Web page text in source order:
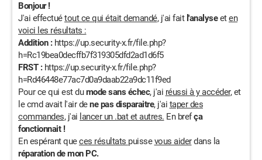
Bonjour !
J'ai effectuétout ce qui était demandé, j'ai faitl'analyseeten
voici les résultats :
Addition : https://up.security-x.fr/file.php?
h=Rc19bea0decffb7f319305dfd2ad1d6f5
FRST :https://up.security-x.fr/file.php?
h=Rd46448e77ac7d0a9daab22a9dc11f9ed
Pour ce qui est dumode sans échec, j'ai réussi à y accéder, et
le cmd avait l'air dene pas disparaitre, j'ai taper des
commandes, j'ai lancer un .bat et autres. En brefça
fonctionnait !
En espérant queces résultats puissevous aiderdans la
réparation de mon PC.